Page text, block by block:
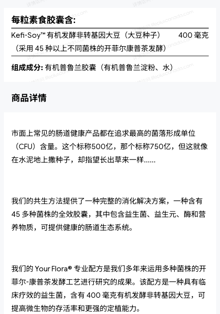
每粒素食胶囊含:
Kefi-Soy™ 有机发酵非转基因大豆（大豆种子）
（采用 45 种以上不同菌株的开菲尔康普茶发酵）
400 毫克
组成成分: 有机普鲁兰胶囊（有机普鲁兰淀粉、水）
商品详情
市面上常见的肠道健康产品都在追求最高的菌落形成单位
（CFU）含量。这个标称500亿，那个标称750亿，但这就像
在水泥地上撒种子，却指望长出草来一样……
我们的共生方法提供了一种完整的消化解决方案，一种含有
45 多种菌株的全效胶囊，其中包含益生菌、益生元、酶和营
养物质，可提供健康的肠道生态系统。
我们的 Your Flora® 专业配方是我们多年来运用多种菌株的开
菲尔-康普茶发酵工艺进行研究的成果。该配方是一种具有临
床疗效的益生菌，含有 400 毫克有机发酵非转基因大豆，可
提高微生物的存活率和更强的定植能力。